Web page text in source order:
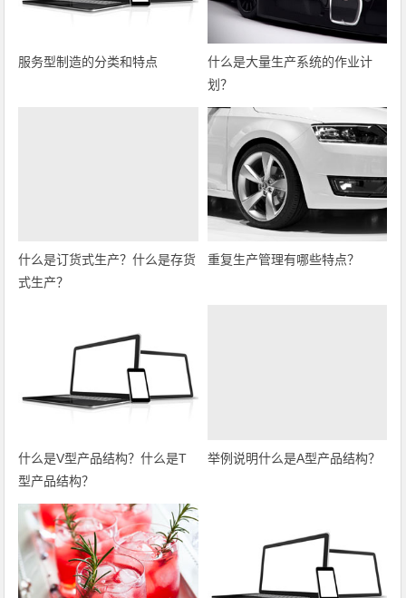
服务型制造的分类和特点
什么是大量生产系统的作业计
划？
什么是订货式生产？什么是存货
式生产？
重复生产管理有哪些特点？
什么是V型产品结构？什么是T
型产品结构？
举例说明什么是A型产品结构？